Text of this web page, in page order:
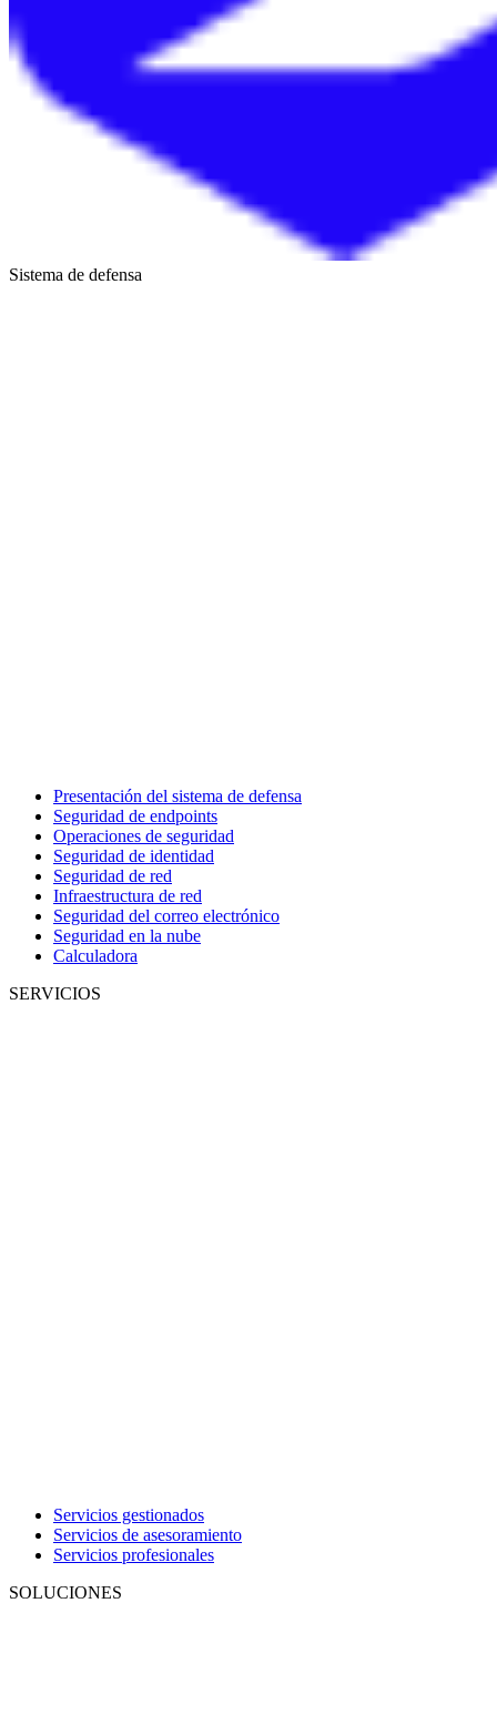
Sistema de defensa
Presentación del sistema de defensa
Seguridad de endpoints
Operaciones de seguridad
Seguridad de identidad
Seguridad de red
Infraestructura de red
Seguridad del correo electrónico
Seguridad en la nube
Calculadora
SERVICIOS
Servicios gestionados
Servicios de asesoramiento
Servicios profesionales
SOLUCIONES